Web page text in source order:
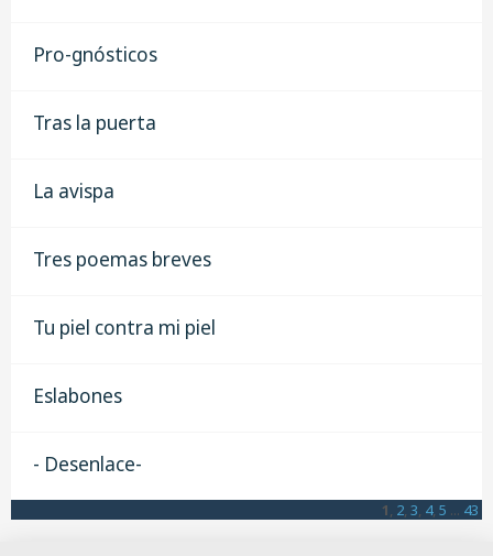
Pro-gnósticos
Tras la puerta
La avispa
Tres poemas breves
Tu piel contra mi piel
Eslabones
- Desenlace-
1 2 3 4, 5 ... 43